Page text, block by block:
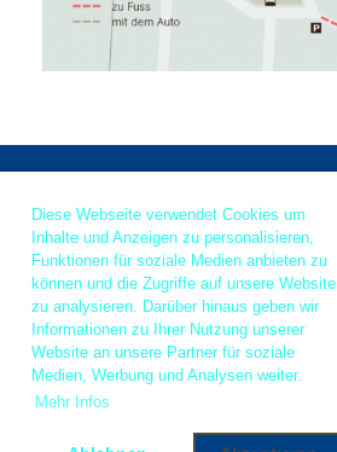
Diese Webseite verwendet Cookies um
Inhalte und Anzeigen zu personalisieren,
Funktionen für soziale Medien anbieten zu
können und die Zugriffe auf unsere Website
zu analysieren. Darüber hinaus geben wir
Informationen zu Ihrer Nutzung unserer
Website an unsere Partner für soziale
Medien, Werbung und Analysen weiter.
Mehr Infos
© Argovia Rebels